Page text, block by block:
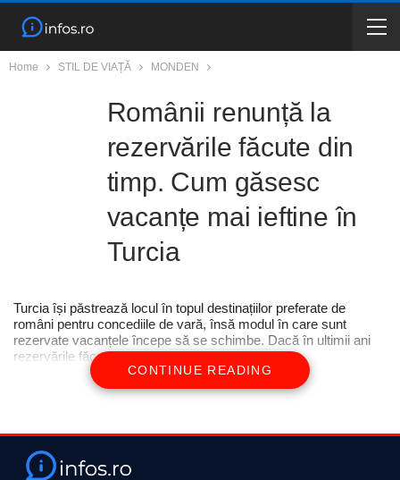
Home STIL DE VIAȚĂ MONDEN
Românii renunță la
rezervările făcute din
timp. Cum găsesc
vacanțe mai ieftine în
Turcia
Turcia își păstrează locul în topul destinațiilor preferate de
români pentru concediile de vară, însă modul în care sunt
rezervate vacanțele începe să se schimbe. Dacă în ultimii ani
rezervările făcute cu multe luni înainte […]
CONTINUE READING